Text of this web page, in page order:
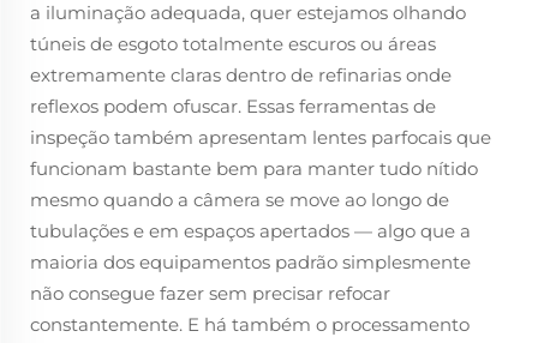
a iluminação adequada, quer estejamos olhando
túneis de esgoto totalmente escuros ou áreas
extremamente claras dentro de refinarias onde
reflexos podem ofuscar. Essas ferramentas de
inspeção também apresentam lentes parfocais que
funcionam bastante bem para manter tudo nítido
mesmo quando a câmera se move ao longo de
tubulações e em espaços apertados — algo que a
maioria dos equipamentos padrão simplesmente
não consegue fazer sem precisar refocar
constantemente. E há também o processamento